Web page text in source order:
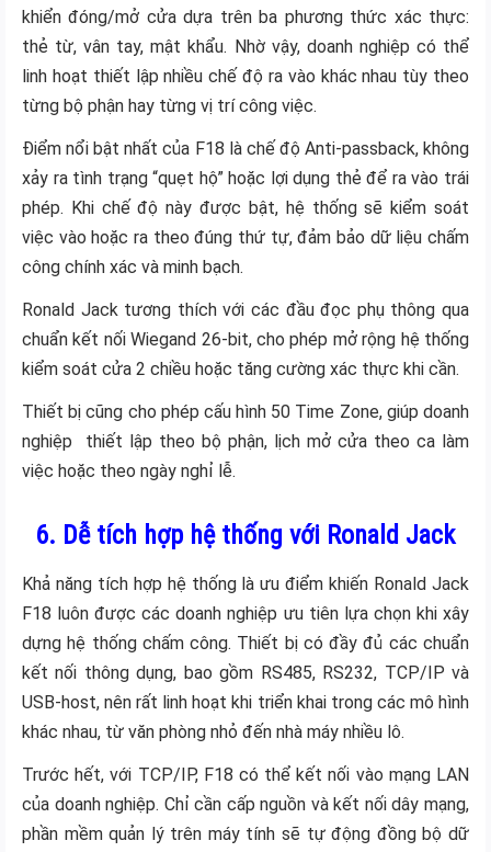
khiển đóng/mở cửa dựa trên ba phương thức xác thực:
thẻ từ, vân tay, mật khẩu. Nhờ vậy, doanh nghiệp có thể
linh hoạt thiết lập nhiều chế độ ra vào khác nhau tùy theo
từng bộ phận hay từng vị trí công việc.
Điểm nổi bật nhất của F18 là chế độ Anti-passback, không
xảy ra tình trạng “quẹt hộ” hoặc lợi dụng thẻ để ra vào trái
phép. Khi chế độ này được bật, hệ thống sẽ kiểm soát
việc vào hoặc ra theo đúng thứ tự, đảm bảo dữ liệu chấm
công chính xác và minh bạch.
Ronald Jack tương thích với các đầu đọc phụ thông qua
chuẩn kết nối Wiegand 26-bit, cho phép mở rộng hệ thống
kiểm soát cửa 2 chiều hoặc tăng cường xác thực khi cần.
Thiết bị cũng cho phép cấu hình 50 Time Zone, giúp doanh
nghiệp thiết lập theo bộ phận, lịch mở cửa theo ca làm
việc hoặc theo ngày nghỉ lễ.
6. Dễ tích hợp hệ thống với Ronald Jack
Khả năng tích hợp hệ thống là ưu điểm khiến Ronald Jack
F18 luôn được các doanh nghiệp ưu tiên lựa chọn khi xây
dựng hệ thống chấm công. Thiết bị có đầy đủ các chuẩn
kết nối thông dụng, bao gồm RS485, RS232, TCP/IP và
USB-host, nên rất linh hoạt khi triển khai trong các mô hình
khác nhau, từ văn phòng nhỏ đến nhà máy nhiều lô.
Trước hết, với TCP/IP, F18 có thể kết nối vào mạng LAN
của doanh nghiệp. Chỉ cần cấp nguồn và kết nối dây mạng,
phần mềm quản lý trên máy tính sẽ tự động đồng bộ dữ